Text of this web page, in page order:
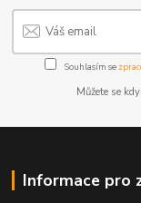
Souhlasím se
Můžete se
Informace pro